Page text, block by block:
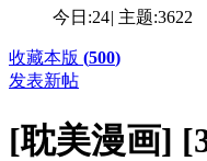
今日:24| 主题:3622
收藏本版 (500)
发表新帖
[耽美漫画]